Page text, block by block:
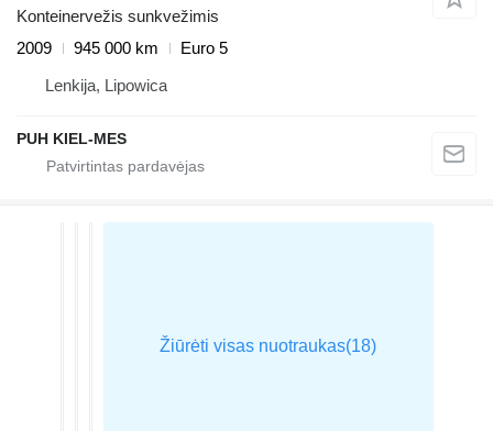
Konteinervežis sunkvežimis
2009
945 000 km
Euro 5
Lenkija, Lipowica
PUH KIEL-MES